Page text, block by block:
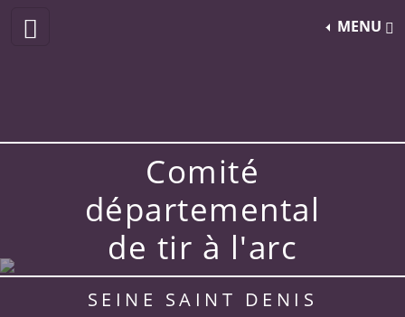
MENU
Comité
départemental
de tir à l'arc
SEINE SAINT DENIS